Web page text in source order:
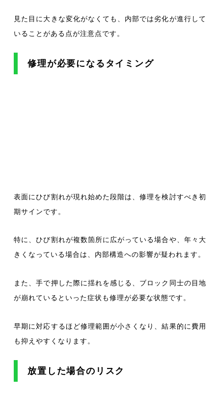
見た目に大きな変化がなくても、内部では劣化が進行して
いることがある点が注意点です。
修理が必要になるタイミング
表面にひび割れが現れ始めた段階は、修理を検討すべき初
期サインです。
特に、ひび割れが複数箇所に広がっている場合や、年々大
きくなっている場合は、内部構造への影響が疑われます。
また、手で押した際に揺れを感じる、ブロック同士の目地
が崩れているといった症状も修理が必要な状態です。
早期に対応するほど修理範囲が小さくなり、結果的に費用
も抑えやすくなります 。
放置した場合のリスク